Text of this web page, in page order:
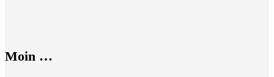
Moin …